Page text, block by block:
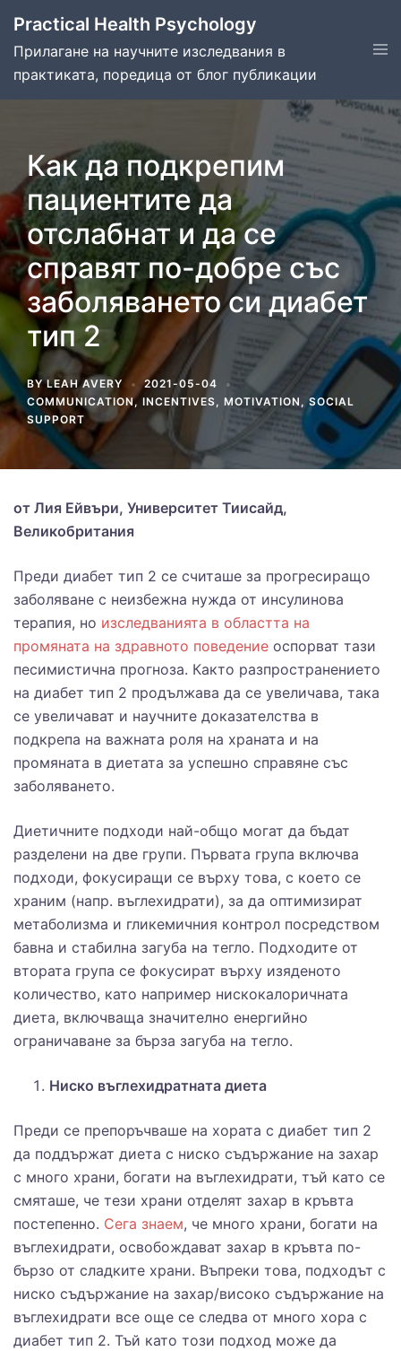
content
Practical Health Psychology
Прилагане на научните изследвания в
практиката, поредица от блог публикации
Как да подкрепим
пациентите да
отслабнат и да се
справят по-добре със
заболяването си диабет
тип 2
BYLEAH AVERY
2021-05-04
COMMUNICATION, INCENTIVES, MOTIVATION ,SOCIAL
SUPPORT
от Лия Ейвъри, Университет Тиисайд,
Великобритания
Преди диабет тип 2 се считаше за прогресиращо
заболяване с неизбежна нужда от инсулинова
терапия, но изследванията в областта на
промяната на здравното поведение оспорват тази
песимистична прогноза. Както разпространението
на диабет тип 2 продължава да се увеличава, така
се увеличават и научните доказателства в
подкрепа на важната роля на храната и на
промяната в диетата за успешно справяне със
заболяването.
Диетичните подходи най-общо могат да бъдат
разделени на две групи. Първата група включва
подходи, фокусиращи се върху това, с което се
храним (напр. въглехидрати), за да оптимизират
метаболизма и гликемичния контрол посредством
бавна и стабилна загуба на тегло. Подходите от
втората група се фокусират върху изяденото
количество, като например нискокалоричната
диета, включваща значително енергийно
ограничаване за бърза загуба на тегло.
Ниско въглехидратната диета
Преди се препоръчваше на хората с диабет тип 2
да поддържат диета с ниско съдържание на захар
с много храни, богати на въглехидрати, тъй като се
смяташе, че тези храни отделят захар в кръвта
постепенно. Сега знаем, че много храни, богати на
въглехидрати, освобождават захар в кръвта по-
бързо от сладките храни. Въпреки това, подходът с
ниско съдържание на захар/високо съдържание на
въглехидрати все още се следва от много хора с
диабет тип 2. Тъй като този подход може да